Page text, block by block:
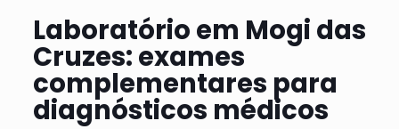
Laboratório em Mogi das
Cruzes: exames
complementares para
diagnósticos médicos